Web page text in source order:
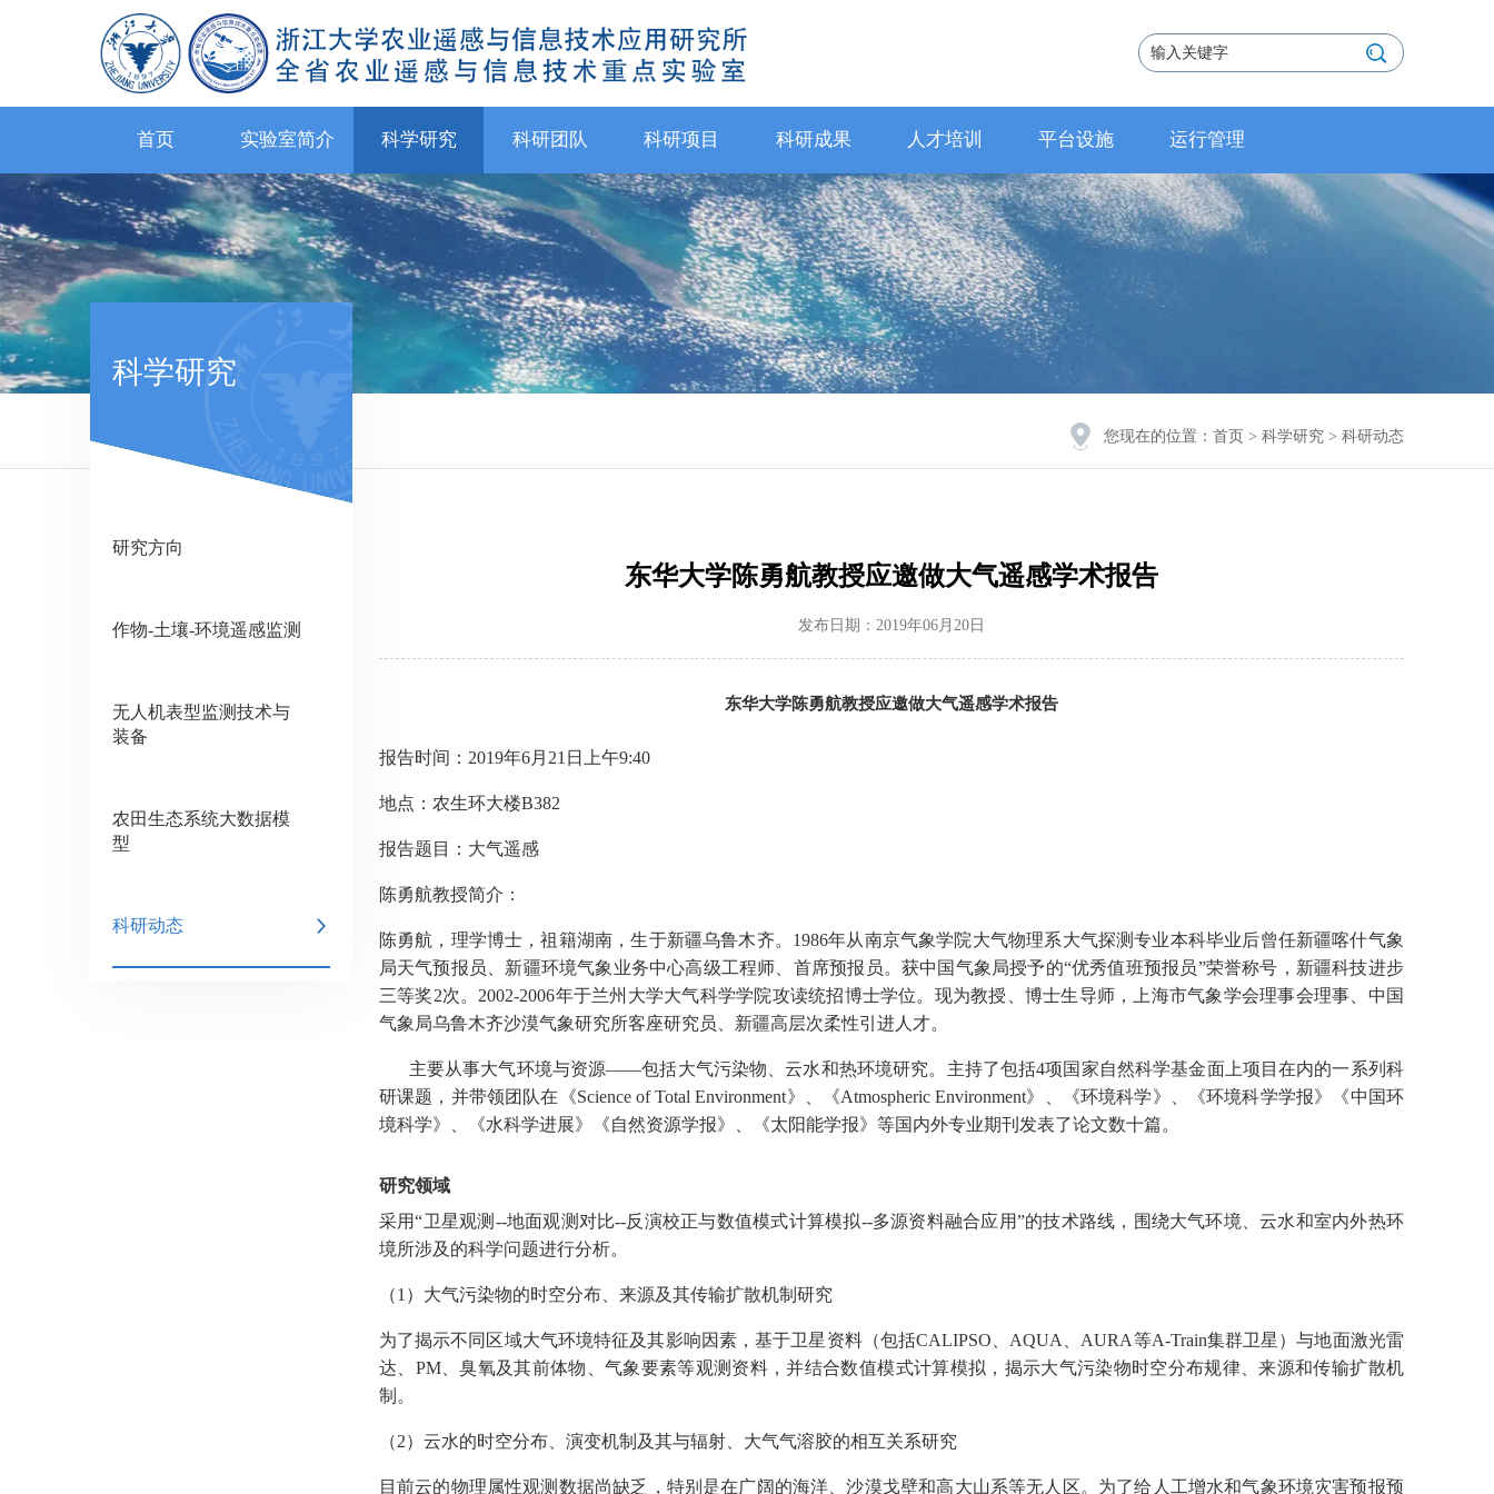
首页 实验室简介 科学研究 科研团队 科研项目 科研成果 人才培训 平台设施 运行管理
您现在的位置：首页 >科学研究 >科研动态
科学研究
研究方向
作物-土壤-环境遥感监测
无人机表型监测技术与
装备
农田生态系统大数据模
型
科研动态
东华大学陈勇航教授应邀做大气遥感学术报告
发布日期：2019年06月20日
东华大学陈勇航教授应邀做大气遥感学术报告
报告时间：2019年6月21日上午9:40
地点：农生环大楼B382
报告题目：大气遥感
陈勇航教授简介：
陈勇航，理学博士，祖籍湖南，生于新疆乌鲁木齐。 1986年从南京气象学院大气物理系大气探测专业本科毕业后曾任新疆喀什气象
局天气预报员、新疆环境气象业务中心高级工程师、首席预报员。获中国气象局授予的“优秀值班预报员”荣誉称号，新疆科技进步
三等奖2次。 2002-2006年于兰州大学大气科学学院攻读统招博士学位。现为教授、博士生导师，上海市气象学会理事会理事、中国
气象局乌鲁木齐沙漠气象研究所客座研究员、新疆高层次柔性引进人才。
主要从事大气环境与资源——包括大气污染物、云水和热环境研究。主持了包括4项国家自然科学基金面上项目在内的一系列科
研课题，并带领团队在《Science of Total Environment》、《Atmospheric Environment》、《环境科学》、《环境科学学报》《中国环
境科学》、《水科学进展》《自然资源学报》、《太阳能学报》等国内外专业期刊发表了论文数十篇。
研究领域
采用“卫星观测 --地面观测对比--反演校正与数值模式计算模拟--多源资料融合应用”的技术路线，围绕大气环境、云水和室内外热环
境所涉及的科学问题进行分析。
（1 ）大气污染物的时空分布、来源及其传输扩散机制研究
为了揭示不同区域大气环境特征及其影响因素，基于卫星资料（包括CALIPSO AQUA AURA等A-Train集群卫星）与地面激光雷
达、 PM、臭氧及其前体物、气象要素等观测资料，并结合数值模式计算模拟，揭示大气污染物时空分布规律、来源和传输扩散机
制。
（2）云水的时空分布、演变机制及其与辐射、大气气溶胶的相互关系研究
目前云的物理属性观测数据尚缺乏，特别是在广阔的海洋、沙漠戈壁和高大山系等无人区。为了给人工增水和气象环境灾害预报预